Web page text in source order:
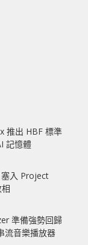
推出 HBF 標準
記憶體
入 Project
準備強勢回歸
流音樂播放器